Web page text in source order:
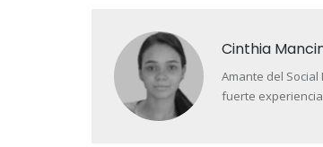
Cinthia
Amante del
fuerte